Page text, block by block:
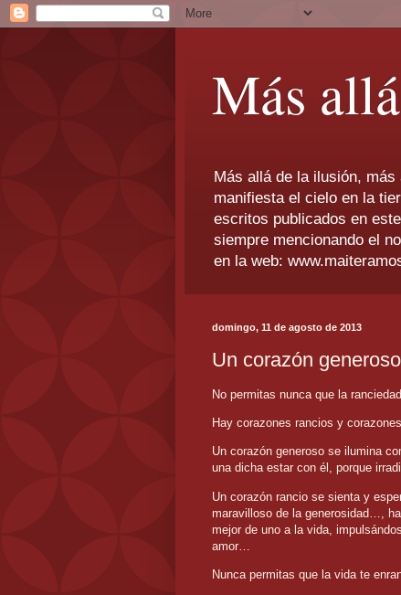
Más
Más allá de la ilusión,
manifiesta el cielo en la
escritos publicados en
siempre mencionando el
en la web:
domingo, 11 de agosto de 2013
Un corazón
No permitas nunca que la
Hay corazones rancios y
Un corazón generoso se ilumina
una dicha estar con él, porque
Un corazón rancio se sienta y
maravilloso de la generosidad…,
mejor de uno a la vida,
amor…
Nunca permitas que la vida te